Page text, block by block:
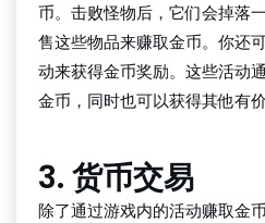
币。击败怪物后，它们会掉落
售这些物品来赚取金币。你还
动来获得金币奖励。这些活动
金币，同时也可以获得其他有价
3. 货币交易
除了通过游戏内的活动赚取金